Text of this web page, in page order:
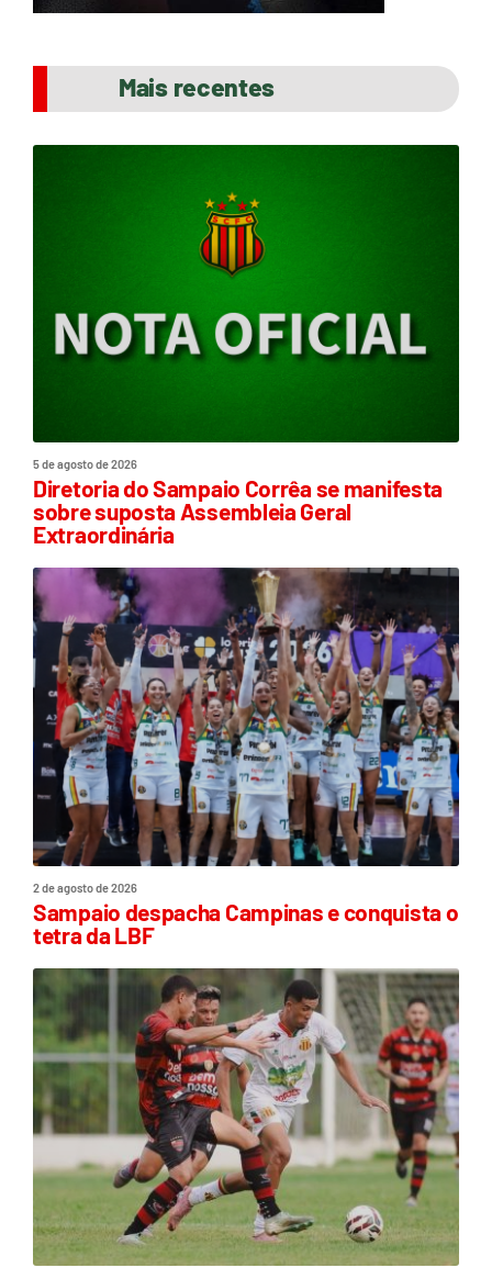
Mais recentes
5 de agosto de 2026
Diretoria do Sampaio Corrêa se manifesta
sobre suposta Assembleia Geral
Extraordinária
2 de agosto de 2026
Sampaio despacha Campinas e conquista o
tetra da LBF